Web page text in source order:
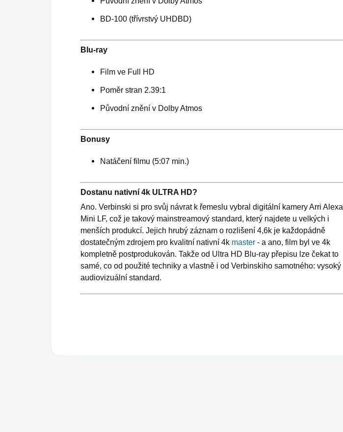
BD-100 (třívrstvý UHDBD)
Blu-ray
Film ve Full HD
Poměr stran 2.39:1
Původní znění v Dolby Atmos
Bonusy
Natáčení filmu (5:07 min.)
Dostanu nativní 4k ULTRA HD?
Ano. Verbinski si pro svůj návrat k řemeslu vybral digitální kamery Arri Alexa
Mini LF, což je takový mainstreamový standard, který najdete u velkých i
menších produkcí. Jejich hrubý záznam o rozlišení 4,6k je každopádně
dostatečným zdrojem pro kvalitní nativní 4k master - a ano, film byl ve 4k
kompletně postprodukován. Takže od Ultra HD Blu-ray přepisu lze čekat to
samé, co od použité techniky a vlastně i od Verbinskiho samotného: vysoký
audiovizuální standard.